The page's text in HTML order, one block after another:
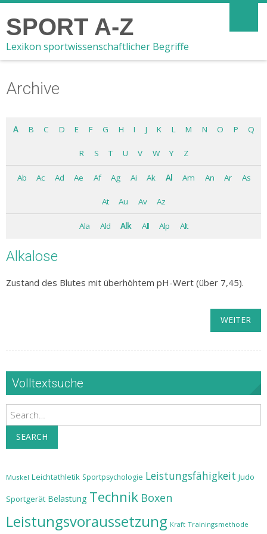
SPORT A-Z
Lexikon sportwissenschaftlicher Begriffe
Archive
A B C D E F G H I J K L M N O P Q
R S T U V W Y Z
Ab Ac Ad Ae Af Ag Ai Ak Al Am An Ar As
At Au Av Az
Ala Ald Alk All Alp Alt
Alkalose
Zustand des Blutes mit überhöhtem pH-Wert (über 7,45).
WEITER
Volltextsuche
Search
SEARCH
Muskel Leichtathletik Sportpsychologie Leistungsfähigkeit Judo
Sportgerät Belastung Technik Boxen
Leistungsvoraussetzung Kraft Trainingsmethode